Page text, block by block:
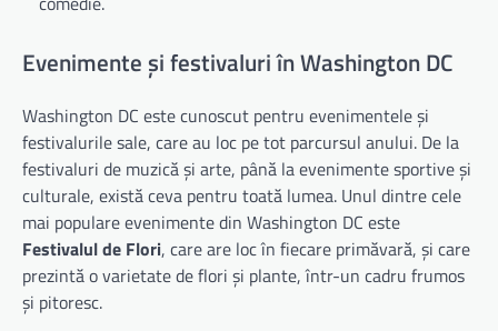
Evenimente și festivaluri în Washington DC
Washington DC este cunoscut pentru evenimentele și
festivalurile sale, care au loc pe tot parcursul anului. De la
festivaluri de muzică și arte, până la evenimente sportive și
culturale, există ceva pentru toată lumea. Unul dintre cele
mai populare evenimente din Washington DC este
Festivalul de Flori, care are loc în fiecare primăvară, și care
prezintă o varietate de flori și plante, într-un cadru frumos
și pitoresc.